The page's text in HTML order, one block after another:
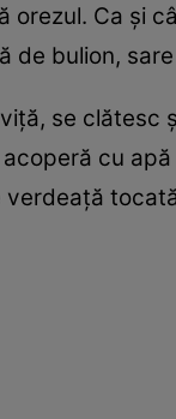
Ca şi
de bulion,
se clătesc
cu